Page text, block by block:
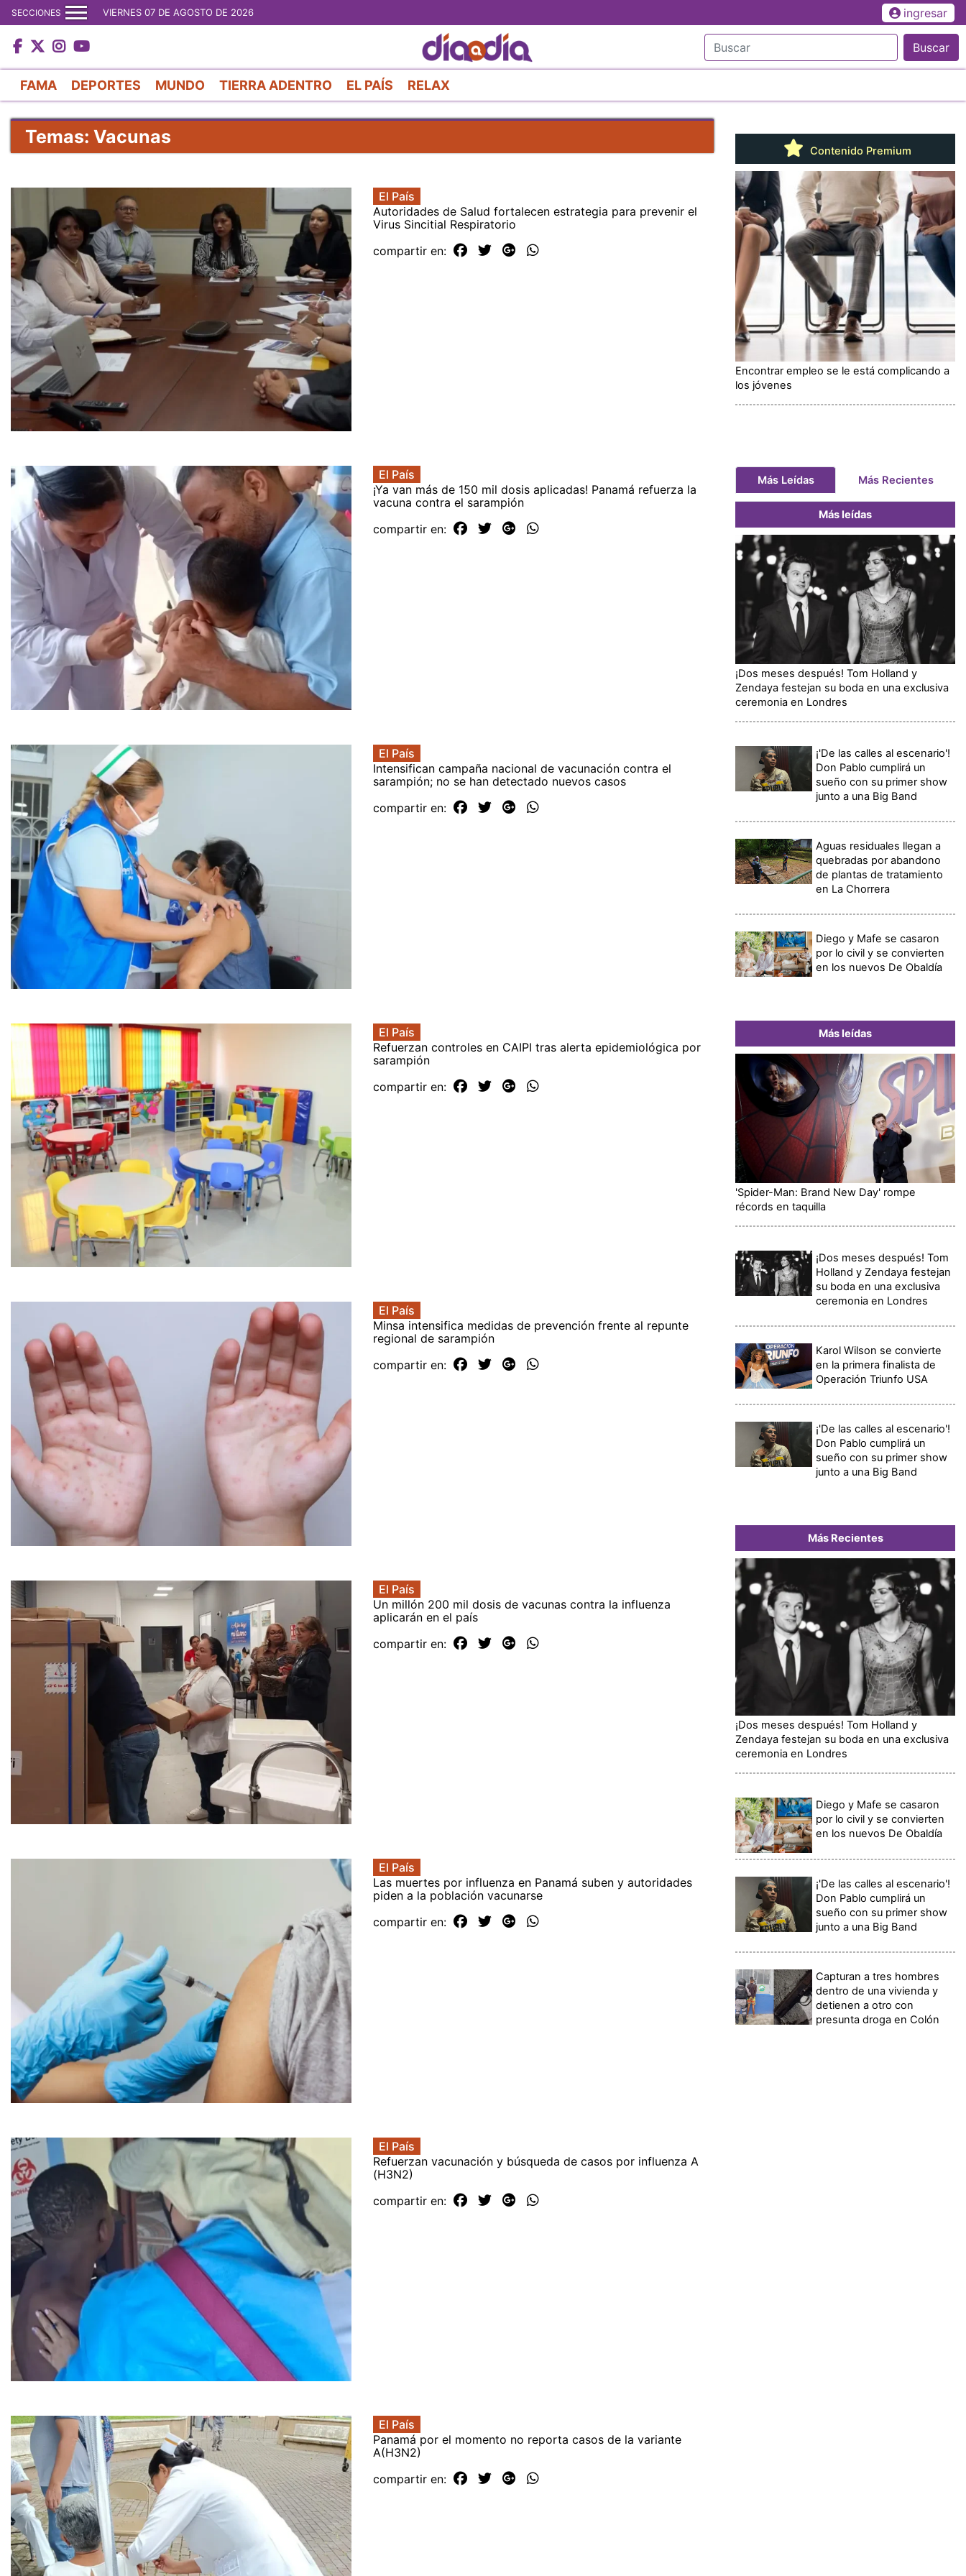
al
contenido
principal
SECCIONES VIERNES 07 DE AGOSTO DE 2026 ingresar
Buscar
FAMA DEPORTES MUNDO TIERRA ADENTRO EL PAÍS RELAX
Temas: Vacunas
El País
Autoridades de Salud fortalecen estrategia para prevenir el
Virus Sincitial Respiratorio
compartir en:
El País
¡Ya van más de 150 mil dosis aplicadas! Panamá refuerza la
vacuna contra el sarampión
compartir en:
El País
Intensifican campaña nacional de vacunación contra el
sarampión; no se han detectado nuevos casos
compartir en:
El País
Refuerzan controles en CAIPI tras alerta epidemiológica por
sarampión
compartir en:
El País
Minsa intensifica medidas de prevención frente al repunte
regional de sarampión
compartir en:
El País
Un millón 200 mil dosis de vacunas contra la influenza
aplicarán en el país
compartir en:
El País
Las muertes por influenza en Panamá suben y autoridades
piden a la población vacunarse
compartir en:
El País
Refuerzan vacunación y búsqueda de casos por influenza A
(H3N2)
compartir en:
El País
Panamá por el momento no reporta casos de la variante
A(H3N2)
compartir en:
Contenido Premium
Encontrar empleo se le está complicando a
los jóvenes
Más Leídas Más Recientes
Más leídas
¡Dos meses después! Tom Holland y
Zendaya festejan su boda en una exclusiva
ceremonia en Londres
¡'De las calles al escenario'!
Don Pablo cumplirá un
sueño con su primer show
junto a una Big Band
Aguas residuales llegan a
quebradas por abandono
de plantas de tratamiento
en La Chorrera
Diego y Mafe se casaron
por lo civil y se convierten
en los nuevos De Obaldía
Más leídas
'Spider-Man: Brand New Day' rompe
récords en taquilla
¡Dos meses después! Tom
Holland y Zendaya festejan
su boda en una exclusiva
ceremonia en Londres
Karol Wilson se convierte
en la primera finalista de
Operación Triunfo USA
¡'De las calles al escenario'!
Don Pablo cumplirá un
sueño con su primer show
junto a una Big Band
Más Recientes
¡Dos meses después! Tom Holland y
Zendaya festejan su boda en una exclusiva
ceremonia en Londres
Diego y Mafe se casaron
por lo civil y se convierten
en los nuevos De Obaldía
¡'De las calles al escenario'!
Don Pablo cumplirá un
sueño con su primer show
junto a una Big Band
Capturan a tres hombres
dentro de una vivienda y
detienen a otro con
presunta droga en Colón